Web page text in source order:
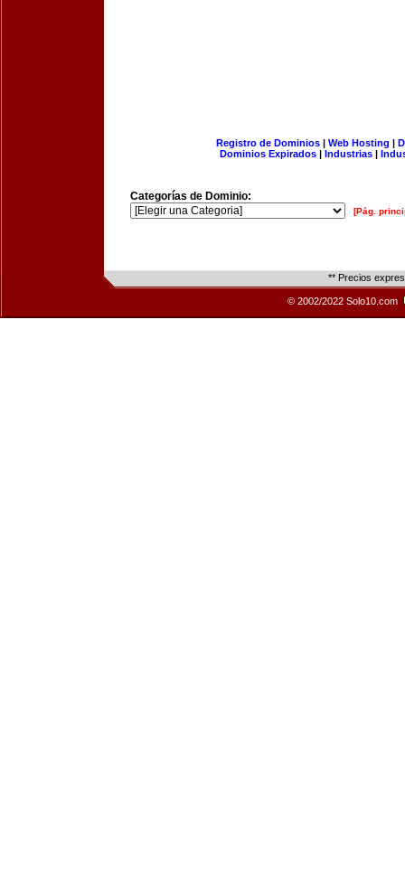
Registro de Dominios| Web Hosting |
Dominios Expirados | Industrias |
Categorías de Dominio:
[Pág.
** Precios
© 2002/2022 Solo10.com